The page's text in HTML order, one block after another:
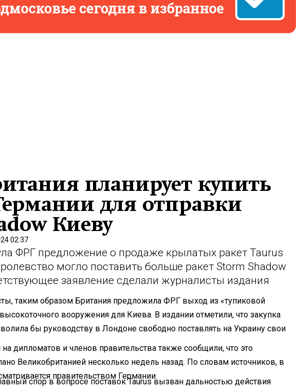
планирует купить
для отправки
Киеву
02:37
ФРГ предложение о продаже крылатых ракет Taurus
могло поставить больше ракет Storm Shadow
заявление сделали журналисты издания
таким образом Британия предложила ФРГ выход из «тупиковой
вооружения для Киева. В издании отметили, что закупка
бы руководству в Лондоне свободно поставлять на Украину свои
дипломатов и членов правительства также сообщили, что это
Великобританией несколько недель назад. По словам источников, в
правительством Германии.
спор в вопросе поставок Taurus вызван дальностью действия